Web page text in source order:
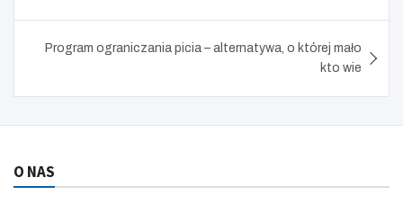
Program ograniczania picia – alternatywa, o której mało
kto wie
O NAS